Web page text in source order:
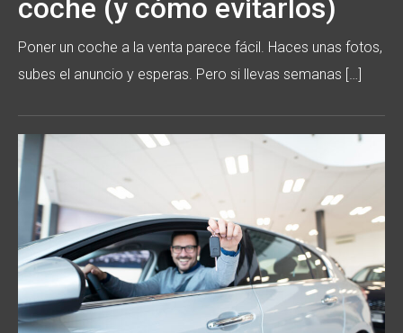
coche (y cómo evitarlos)
Poner un coche a la venta parece fácil. Haces unas fotos,
subes el anuncio y esperas. Pero si llevas semanas […]